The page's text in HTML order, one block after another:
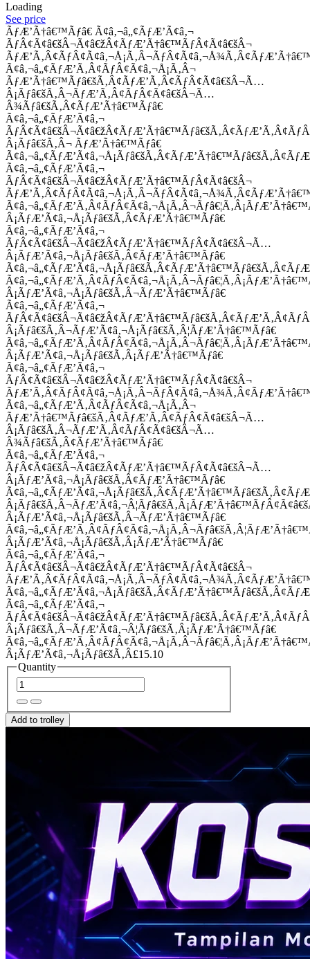
Loading
See price
ÃƒÆ’Ã†â€™Ãƒâ€ Ã¢â‚¬â„¢ÃƒÆ’Ã¢â‚¬
ÃƒÂ¢Ã¢â€šÂ¬Ã¢â€žÂ¢ÃƒÆ’Ã†â€™ÃƒÂ¢Ã¢â€šÂ¬
Ã¢â‚¬â„¢ÃƒÆ’Ã‚Â¢ÃƒÂ¢Ã¢â‚¬Å¡Ã‚Â¬
ÃƒÆ’Ã†â€™Ãƒâ€šÃ‚Â¢ÃƒÆ’Ã‚Â¢ÃƒÂ¢Ã¢â€šÂ¬Ã…
Â¡Ãƒâ€šÃ‚Â¬ÃƒÆ’Ã‚Â¢ÃƒÂ¢Ã¢â€šÂ¬Ã…
Â¾Ãƒâ€šÃ‚Â¢ÃƒÆ’Ã†â€™Ãƒâ€
Ã¢â‚¬â„¢ÃƒÆ’Ã¢â‚¬
Â¡Ãƒâ€šÃ‚Â¬ ÃƒÆ’Ã†â€™Ãƒâ€
Ã¢â‚¬â„¢ÃƒÆ’Ã¢â‚¬
ÃƒÂ¢Ã¢â€šÂ¬Ã¢â€žÂ¢ÃƒÆ’Ã†â€™ÃƒÂ¢Ã¢â€šÂ¬
Â¡ÃƒÆ’Ã¢â‚¬Å¡Ãƒâ€šÃ‚Â¢ÃƒÆ’Ã†â€™Ãƒâ€
Ã¢â‚¬â„¢ÃƒÆ’Ã¢â‚¬
ÃƒÂ¢Ã¢â€šÂ¬Ã¢â€žÂ¢ÃƒÆ’Ã†â€™ÃƒÂ¢Ã¢â€šÂ¬Ã…
Â¡ÃƒÆ’Ã¢â‚¬Å¡Ãƒâ€šÃ‚Â¢ÃƒÆ’Ã†â€™Ãƒâ€
Â¡ÃƒÆ’Ã¢â‚¬Å¡Ãƒâ€šÃ‚Â¬ÃƒÆ’Ã†â€™Ãƒâ€
Ã¢â‚¬â„¢ÃƒÆ’Ã¢â‚¬
Â¡Ãƒâ€šÃ‚Â¬ÃƒÆ’Ã¢â‚¬Å¡Ãƒâ€šÃ‚Â¦ÃƒÆ’Ã†â€™Ãƒâ€
Â¡ÃƒÆ’Ã¢â‚¬Å¡Ãƒâ€šÃ‚Â¡ÃƒÆ’Ã†â€™Ãƒâ€
Ã¢â‚¬â„¢ÃƒÆ’Ã¢â‚¬
ÃƒÂ¢Ã¢â€šÂ¬Ã¢â€žÂ¢ÃƒÆ’Ã†â€™ÃƒÂ¢Ã¢â€šÂ¬
Ã¢â‚¬â„¢ÃƒÆ’Ã‚Â¢ÃƒÂ¢Ã¢â‚¬Å¡Ã‚Â¬
ÃƒÆ’Ã†â€™Ãƒâ€šÃ‚Â¢ÃƒÆ’Ã‚Â¢ÃƒÂ¢Ã¢â€šÂ¬Ã…
Â¡Ãƒâ€šÃ‚Â¬ÃƒÆ’Ã‚Â¢ÃƒÂ¢Ã¢â€šÂ¬Ã…
Â¾Ãƒâ€šÃ‚Â¢ÃƒÆ’Ã†â€™Ãƒâ€
Ã¢â‚¬â„¢ÃƒÆ’Ã¢â‚¬
ÃƒÂ¢Ã¢â€šÂ¬Ã¢â€žÂ¢ÃƒÆ’Ã†â€™ÃƒÂ¢Ã¢â€šÂ¬Ã…
Â¡ÃƒÆ’Ã¢â‚¬Å¡Ãƒâ€šÃ‚Â¢ÃƒÆ’Ã†â€™Ãƒâ€
Â¡ÃƒÆ’Ã¢â‚¬Å¡Ãƒâ€šÃ‚Â¬ÃƒÆ’Ã†â€™Ãƒâ€
Â¡ÃƒÆ’Ã¢â‚¬Å¡Ãƒâ€šÃ‚Â¡ÃƒÆ’Ã†â€™Ãƒâ€
Ã¢â‚¬â„¢ÃƒÆ’Ã¢â‚¬
ÃƒÂ¢Ã¢â€šÂ¬Ã¢â€žÂ¢ÃƒÆ’Ã†â€™ÃƒÂ¢Ã¢â€šÂ¬
Ã¢â‚¬â„¢ÃƒÆ’Ã¢â‚¬
Â¡Ãƒâ€šÃ‚Â¬ÃƒÆ’Ã¢â‚¬Â¦Ãƒâ€šÃ‚Â¡ÃƒÆ’Ã†â€™Ãƒâ€
Â¡ÃƒÆ’Ã¢â‚¬Å¡Ãƒâ€šÃ‚Â£15.10
Quantity
Add to trolley